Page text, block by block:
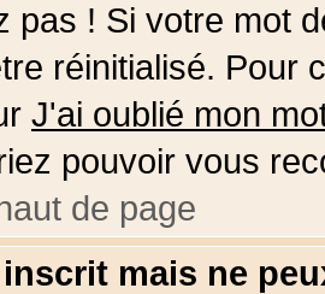
pas ! Si votre mot
réinitialisé. Pour
J'ai oublié mon
pouvoir vous
de page
mais ne